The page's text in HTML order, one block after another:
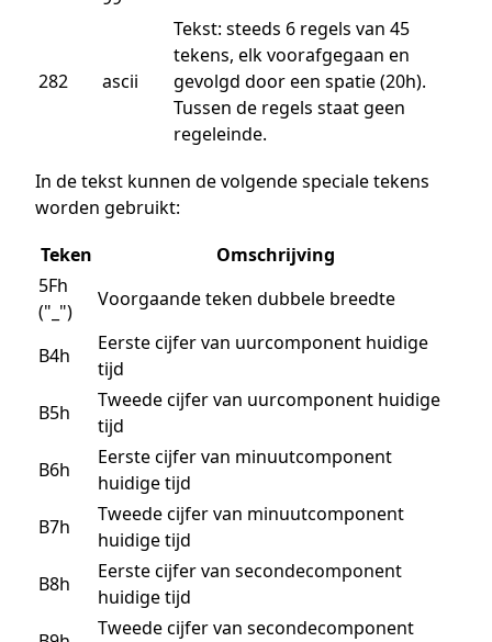
282 ascii
Tekst: steeds 6 regels van 45
tekens, elk voorafgegaan en
gevolgd door een spatie (20h).
Tussen de regels staat geen
regeleinde.
In de tekst kunnen de volgende speciale tekens
worden gebruikt:
Teken
Omschrijving
5Fh
("_")
Voorgaande teken dubbele breedte
B4h
Eerste cijfer van uurcomponent huidige
tijd
B5h
Tweede cijfer van uurcomponent huidige
tijd
B6h
Eerste cijfer van minuutcomponent
huidige tijd
B7h
Tweede cijfer van minuutcomponent
huidige tijd
B8h
Eerste cijfer van secondecomponent
huidige tijd
Tweede cijfer van secondecomponent